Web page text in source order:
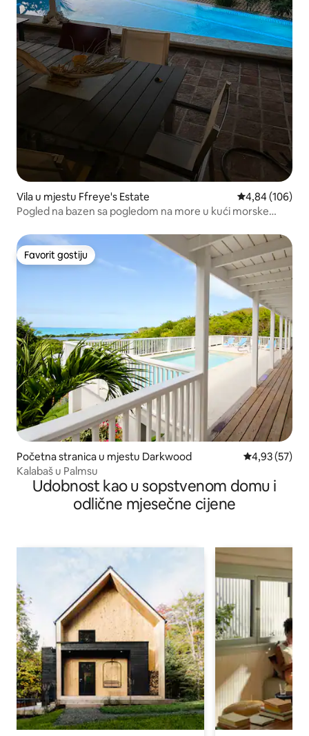
Vila u mjestu Ffreye's Estate prosječna
4,84 (106)
Pogled na bazen sa pogledom na more u kući morske
Favorit gostiju
Favorit gostiju
Početna stranica u mjestu Darkwood prosječna
4,93 (57)
Kalabaš u Palmsu
Udobnost kao u sopstvenom domu i
odlične mjesečne cijene